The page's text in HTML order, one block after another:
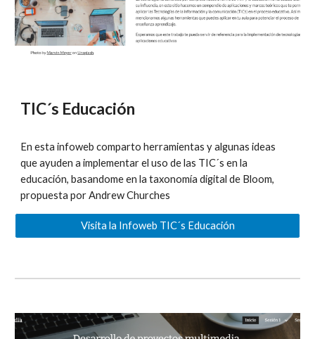
TIC´s Educación
En esta infoweb comparto herramientas y algunas ideas
que ayuden a implementar el uso de las TIC´s en la
educación, basandome en la taxonomía digital de Bloom,
propuesta por Andrew Churches
Visita la Infoweb TIC´s Educación